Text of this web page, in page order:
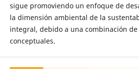
sigue promoviendo un enfoque de
la dimensión ambiental de la
integral, debido a una combinación
conceptuales.